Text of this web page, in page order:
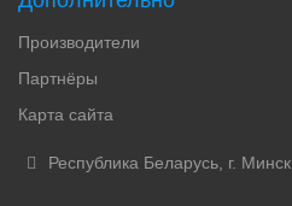
Производители
Партнёры
Карта сайта
Республика Беларусь, г. Минск